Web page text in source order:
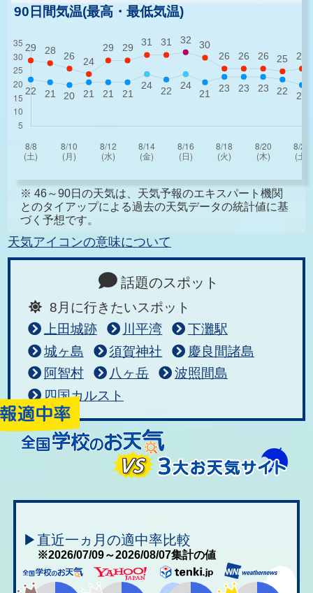
90日間気温(最高・最低気温)
※ 46～90日の天気は、天気予報のエキスパート機関
とのタイアップによる過去の天気データの統計値に基
づく予想です。
天気アイコンの意味について
話題のスポット
8月に行きたいスポット
上田城跡
川平湾
下灘駅
城ヶ島
須賀神社
慶良間諸島
阿智村
八ヶ岳
波照間島
四国カルスト
▶直近一ヵ月の適中率比較
※2026/07/09～2026/08/07集計の値